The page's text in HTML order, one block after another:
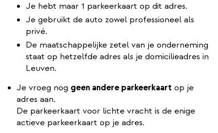
Je hebt maar 1 parkeerkaart op dit adres.
Je gebruikt de auto zowel professioneel als
privé.
De maatschappelijke zetel van je onderneming
staat op hetzelfde adres als je domicilieadres in
Leuven.
Je vroeg nog geen andere parkeerkaart op je
adres aan.
De parkeerkaart voor lichte vracht is de enige
actieve parkeerkaart op je adres.